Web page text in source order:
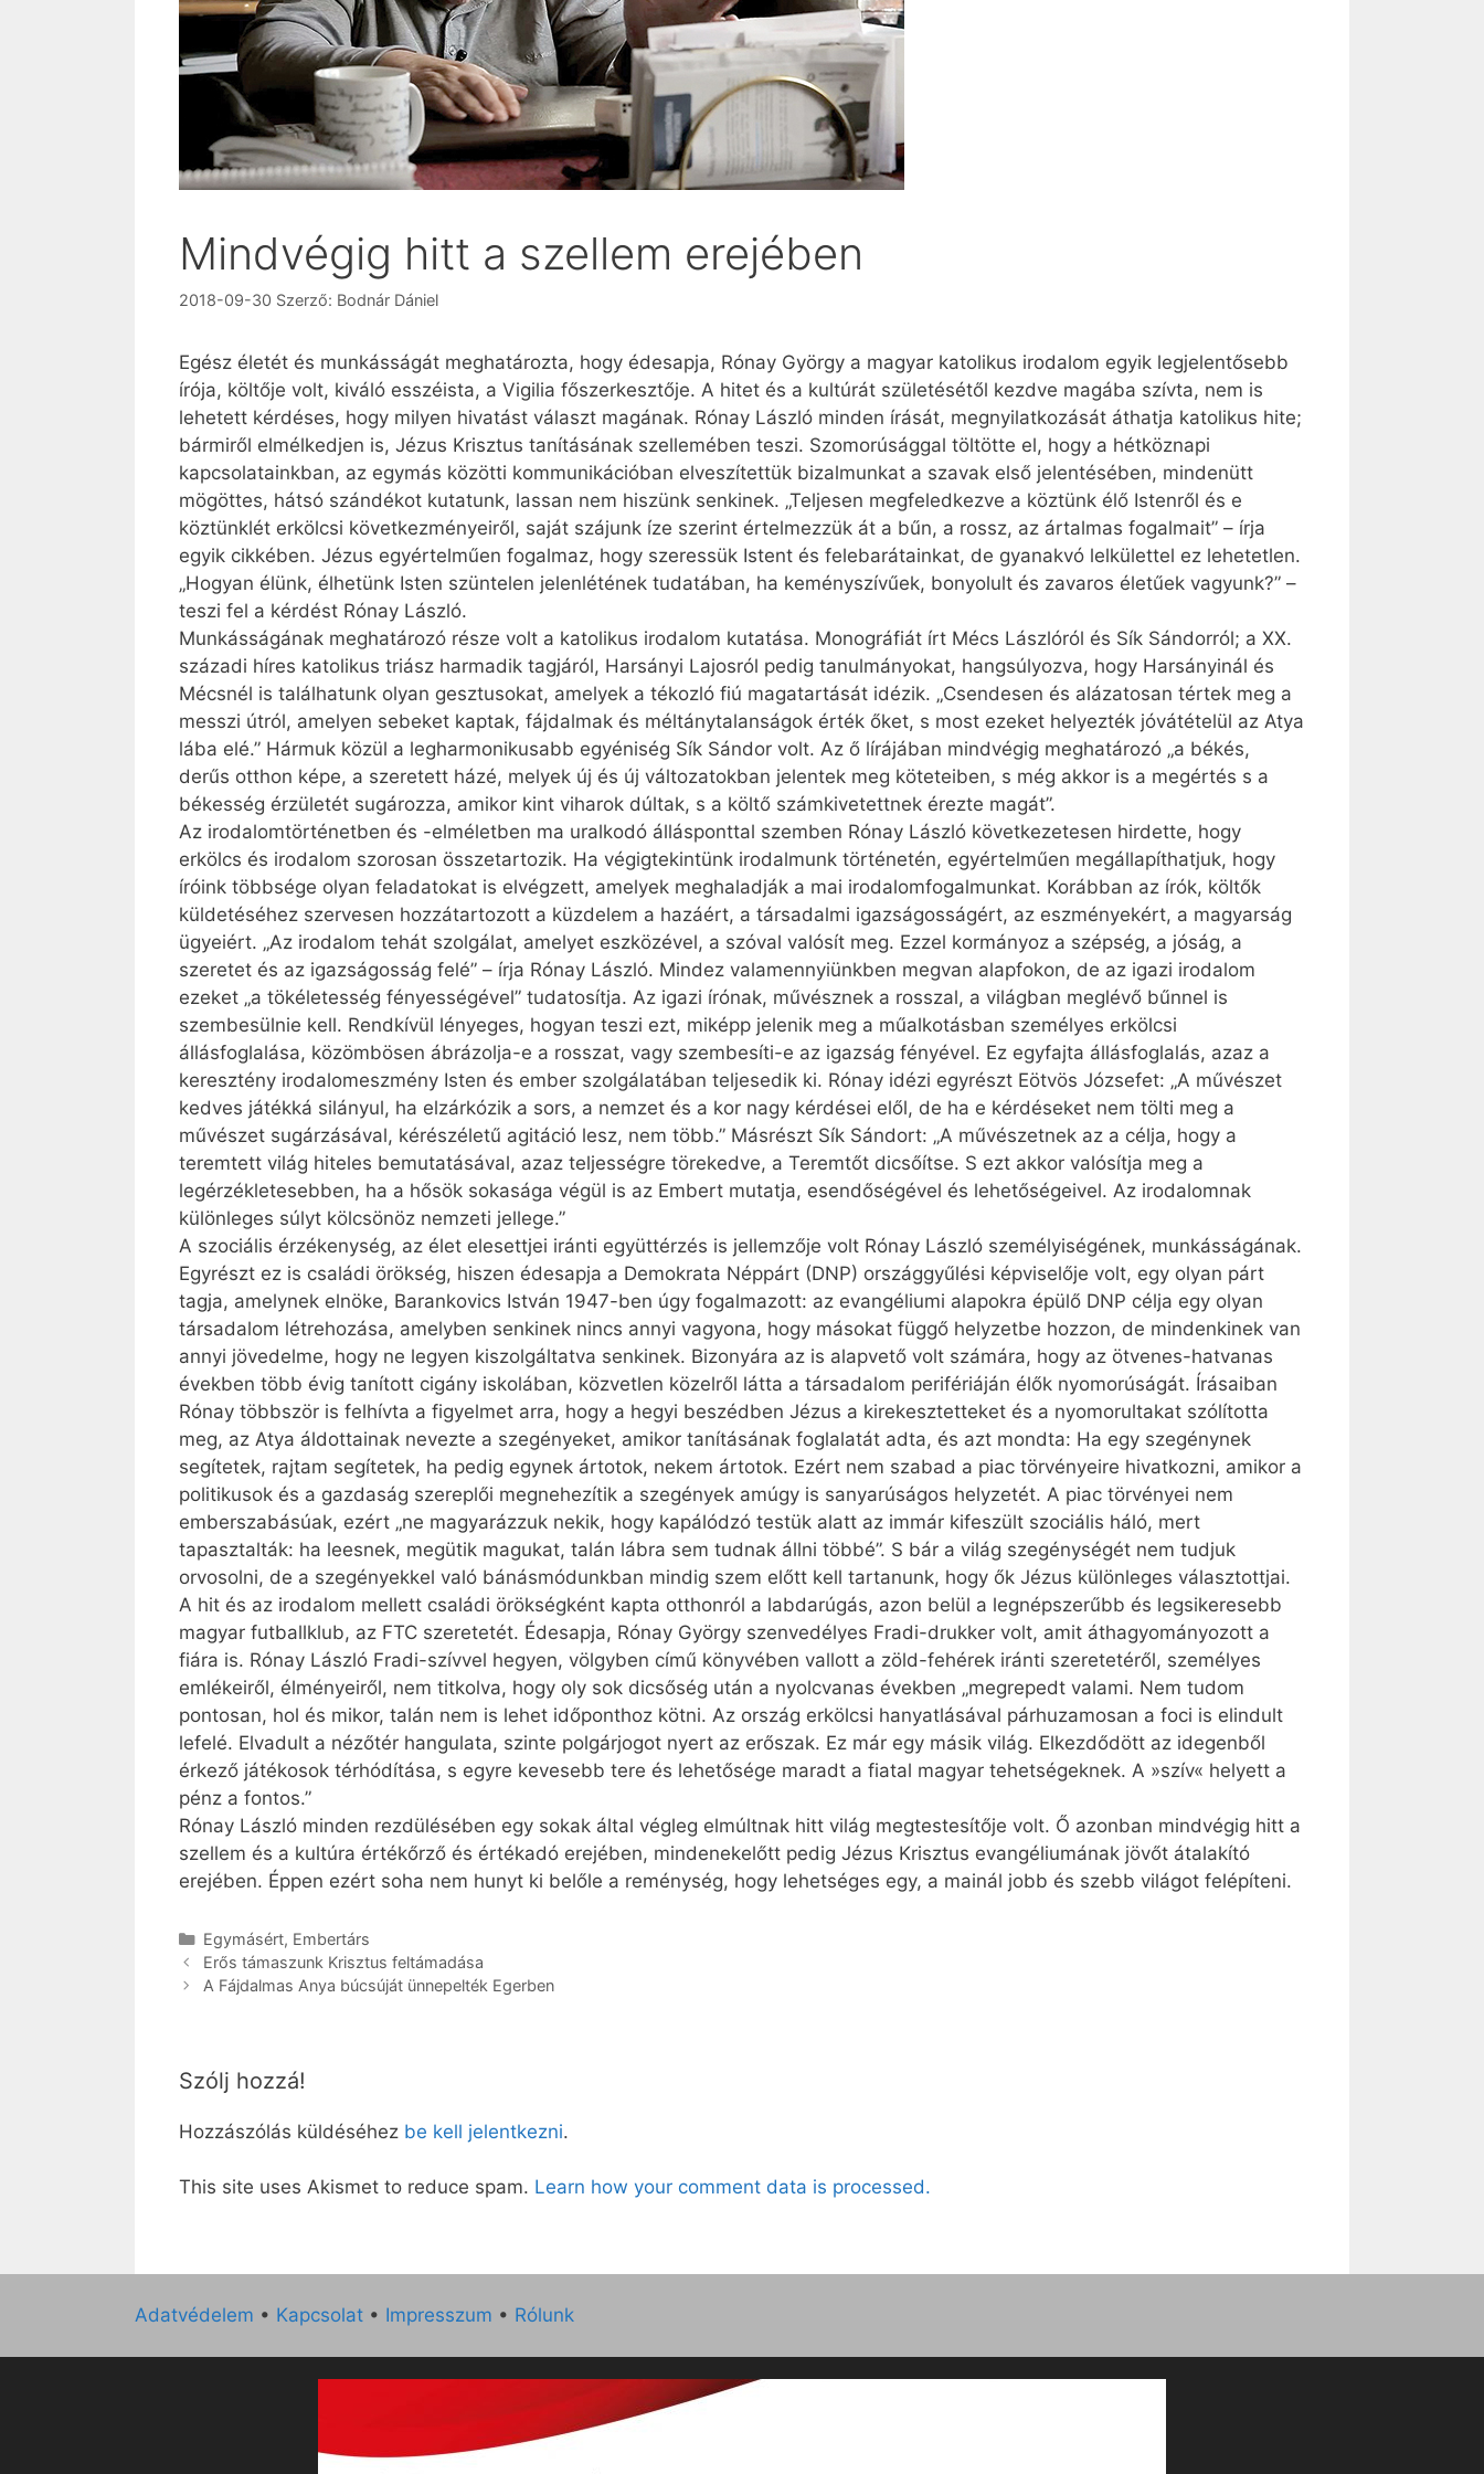
Mindvégig hitt a szellem erejében
2018-09-30 Szerző: Bodnár Dániel
Egész életét és munkásságát meghatározta, hogy édesapja, Rónay György a magyar katolikus irodalom egyik legjelentősebb
írója, költője volt, kiváló esszéista, a Vigilia főszerkesztője. A hitet és a kultúrát születésétől kezdve magába szívta, nem is
lehetett kérdéses, hogy milyen hivatást választ magának. Rónay László minden írását, megnyilatkozását áthatja katolikus hite;
bármiről elmélkedjen is, Jézus Krisztus tanításának szellemében teszi. Szomorúsággal töltötte el, hogy a hétköznapi
kapcsolatainkban, az egymás közötti kommunikációban elveszítettük bizalmunkat a szavak első jelentésében, mindenütt
mögöttes, hátsó szándékot kutatunk, lassan nem hiszünk senkinek. „Teljesen megfeledkezve a köztünk élő Istenről és e
köztünklét erkölcsi következményeiről, saját szájunk íze szerint értelmezzük át a bűn, a rossz, az ártalmas fogalmait” – írja
egyik cikkében. Jézus egyértelműen fogalmaz, hogy szeressük Istent és felebarátainkat, de gyanakvó lelkülettel ez lehetetlen.
„Hogyan élünk, élhetünk Isten szüntelen jelenlétének tudatában, ha keményszívűek, bonyolult és zavaros életűek vagyunk?” –
teszi fel a kérdést Rónay László.
Munkásságának meghatározó része volt a katolikus irodalom kutatása. Monográfiát írt Mécs Lászlóról és Sík Sándorról; a XX.
századi híres katolikus triász harmadik tagjáról, Harsányi Lajosról pedig tanulmányokat, hangsúlyozva, hogy Harsányinál és
Mécsnél is találhatunk olyan gesztusokat, amelyek a tékozló fiú magatartását idézik. „Csendesen és alázatosan tértek meg a
messzi útról, amelyen sebeket kaptak, fájdalmak és méltánytalanságok érték őket, s most ezeket helyezték jóvátételül az Atya
lába elé.” Hármuk közül a legharmonikusabb egyéniség Sík Sándor volt. Az ő lírájában mindvégig meghatározó „a békés,
derűs otthon képe, a szeretett házé, melyek új és új változatokban jelentek meg köteteiben, s még akkor is a megértés s a
békesség érzületét sugározza, amikor kint viharok dúltak, s a költő számkivetettnek érezte magát”.
Az irodalomtörténetben és -elméletben ma uralkodó állásponttal szemben Rónay László következetesen hirdette, hogy
erkölcs és irodalom szorosan összetartozik. Ha végigtekintünk irodalmunk történetén, egyértelműen megállapíthatjuk, hogy
íróink többsége olyan feladatokat is elvégzett, amelyek meghaladják a mai irodalomfogalmunkat. Korábban az írók, költők
küldetéséhez szervesen hozzátartozott a küzdelem a hazáért, a társadalmi igazságosságért, az eszményekért, a magyarság
ügyeiért. „Az irodalom tehát szolgálat, amelyet eszközével, a szóval valósít meg. Ezzel kormányoz a szépség, a jóság, a
szeretet és az igazságosság felé” – írja Rónay László. Mind­ez valamennyiünkben megvan alapfokon, de az igazi irodalom
ezeket „a tökéletesség fényességével” tudatosítja. Az igazi írónak, művésznek a rosszal, a világban meglévő bűnnel is
szembesülnie kell. Rendkívül lényeges, hogyan teszi ezt, miképp jelenik meg a műalkotásban személyes erkölcsi
állásfoglalása, közömbösen ábrázolja-e a rosszat, vagy szembesíti-e az igazság fényével. Ez egyfajta állásfoglalás, azaz a
keresztény irodalomeszmény Isten és ember szolgálatában teljesedik ki. Rónay idézi egyrészt Eötvös Józsefet: „A művészet
kedves játékká silányul, ha elzárkózik a sors, a nemzet és a kor nagy kérdései elől, de ha e kérdéseket nem tölti meg a
művészet sugárzásával, kérészéletű agitáció lesz, nem több.” Másrészt Sík Sándort: „A művészetnek az a célja, hogy a
teremtett világ hiteles bemutatásával, azaz teljességre törekedve, a Teremtőt dicsőítse. S ezt akkor valósítja meg a
legérzékletesebben, ha a hősök sokasága végül is az Embert mutatja, esendőségével és lehetőségeivel. Az irodalomnak
különleges súlyt kölcsönöz nemzeti jellege.”
A szociális érzékenység, az élet elesettjei iránti együttérzés is jellemzője volt Rónay László személyiségének, munkásságának.
Egyrészt ez is családi örökség, hiszen édesapja a Demokrata Néppárt (DNP) országgyűlési képviselője volt, egy olyan párt
tagja, amelynek elnöke, Barankovics István 1947-ben úgy fogalmazott: az evangéliumi alapokra épülő DNP célja egy olyan
társadalom létrehozása, amelyben senkinek nincs annyi vagyona, hogy másokat függő helyzetbe hozzon, de mindenkinek van
annyi jövedelme, hogy ne legyen kiszolgáltatva senkinek. Bizonyára az is alapvető volt számára, hogy az ötvenes-hatvanas
években több évig tanított cigány iskolában, közvetlen közelről látta a társadalom perifériáján élők nyomorúságát. Írásaiban
Rónay többször is felhívta a figyelmet arra, hogy a hegyi beszédben Jézus a kirekesztetteket és a nyomorultakat szólította
meg, az Atya áldottainak nevezte a szegényeket, amikor tanításának foglalatát adta, és azt mondta: Ha egy szegénynek
segítetek, rajtam segítetek, ha pedig egynek ártotok, nekem ártotok. Ezért nem szabad a piac törvényeire hivatkozni, amikor a
politikusok és a gazdaság szereplői megnehezítik a szegények amúgy is sanya­rúságos helyzetét. A piac törvényei nem
emberszabásúak, ezért „ne magyarázzuk nekik, hogy kapálódzó testük alatt az immár kifeszült szociális háló, mert
tapasztalták: ha leesnek, megütik magukat, talán lábra sem tudnak állni többé”. S bár a világ szegénységét nem tudjuk
orvosolni, de a szegényekkel való bánásmódunkban mindig szem előtt kell tartanunk, hogy ők Jézus különleges választottjai.
A hit és az irodalom mellett családi örökségként kapta otthonról a labdarúgás, azon belül a legnépszerűbb és legsikeresebb
magyar futballklub, az FTC szeretetét. Édesapja, Rónay György szenvedélyes Fradi-drukker volt, amit áthagyományozott a
fiára is. Rónay László Fradi-szívvel hegyen, völgyben című könyvében vallott a zöld-fehérek iránti szeretetéről, személyes
emlékeiről, élményeiről, nem titkolva, hogy oly sok dicsőség után a nyolcvanas években „megrepedt valami. Nem tudom
pontosan, hol és mikor, talán nem is lehet időponthoz kötni. Az ország erkölcsi hanyatlásával párhuzamosan a foci is elindult
lefelé. Elvadult a nézőtér hangulata, szinte polgárjogot nyert az erőszak. Ez már egy másik világ. Elkezdődött az idegenből
érkező játékosok térhódítása, s egyre kevesebb tere és lehetősége maradt a fiatal magyar tehetségeknek. A »szív« helyett a
pénz a fontos.”
Rónay László minden rezdülésében egy sokak által végleg elmúltnak hitt világ megtestesítője volt. Ő azonban mindvégig hitt a
szellem és a kultúra értékőrző és értékadó erejében, mindenekelőtt pedig Jézus Krisztus evangéliumának jövőt átalakító
erejében. Éppen ezért soha nem hunyt ki belőle a reménység, hogy lehetséges egy, a mainál jobb és szebb világot felépíteni.
Kategória
Egymásért, Embertárs
Erős támaszunk Krisztus feltámadása
A Fájdalmas Anya búcsúját ünnepelték Egerben
Szólj hozzá!
Hozzászólás küldéséhez be kell jelentkezni.
This site uses Akismet to reduce spam. Learn how your comment data is processed.
Adatvédelem • Kapcsolat • Impresszum • Rólunk